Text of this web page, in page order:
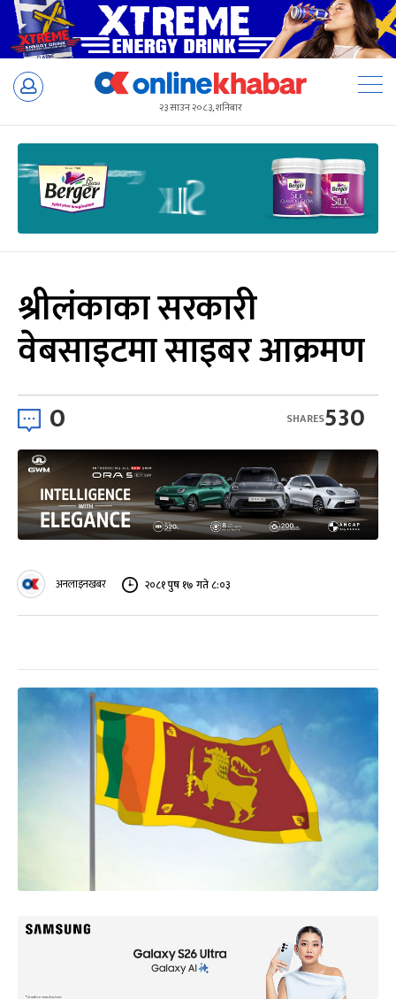
Skip
२३ साउन २०८३, शनिबार
श्रीलंकाका सरकारी
वेबसाइटमा साइबर आक्रमण
0 530
SHARES
अनलाइनखबर २०८१ पुष १७ गते ८:०३